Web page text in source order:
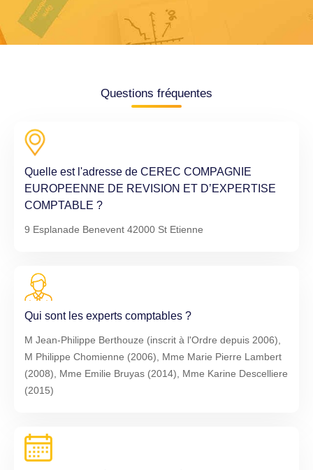
Questions fréquentes
Quelle est l'adresse de CEREC COMPAGNIE
EUROPEENNE DE REVISION ET D’EXPERTISE
COMPTABLE ?
9 Esplanade Benevent 42000 St Etienne
Qui sont les experts comptables ?
M Jean-Philippe Berthouze (inscrit à l'Ordre depuis 2006),
M Philippe Chomienne (2006), Mme Marie Pierre Lambert
(2008), Mme Emilie Bruyas (2014), Mme Karine Descelliere
(2015)